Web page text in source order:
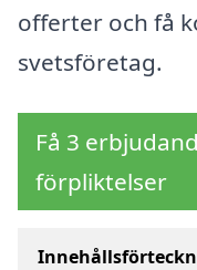
offerter och få
svetsföretag.
Få 3
förpliktelser